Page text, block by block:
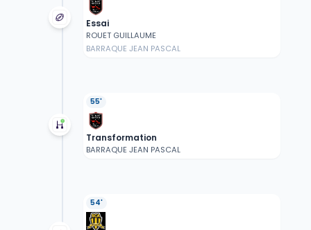
Essai
ROUET GUILLAUME
BARRAQUE JEAN PASCAL
55'
Transformation
BARRAQUE JEAN PASCAL
54'